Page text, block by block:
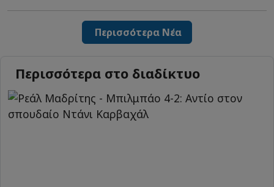
Περισσότερα Νέα
Περισσότερα στο διαδίκτυο